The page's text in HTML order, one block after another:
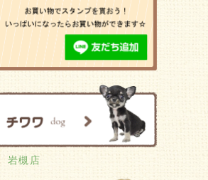
岩槻店